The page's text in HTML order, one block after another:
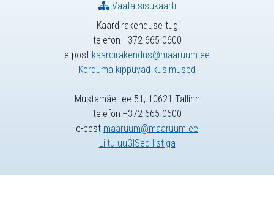
Kaardirakenduse tugi
telefon +372 665 0600
e-post kaardirakendus@maaruum.ee
Korduma kippuvad küsimused
Vaata sisukaarti
Mustamäe tee 51, 10621 Tallinn
telefon +372 665 0600
e-post maaruum@maaruum.ee
Liitu uuGISed listiga